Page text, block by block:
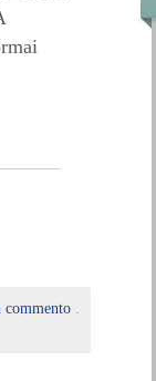
commento .